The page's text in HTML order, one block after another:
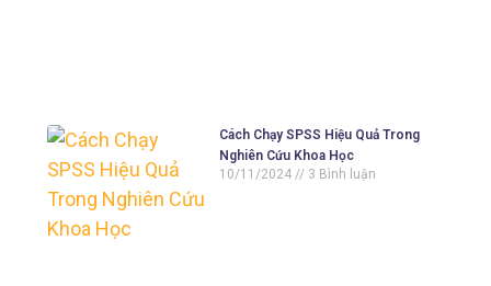
Cách Chạy SPSS Hiệu Quả Trong
Nghiên Cứu Khoa Học
10/11/2024
3 Bình luận